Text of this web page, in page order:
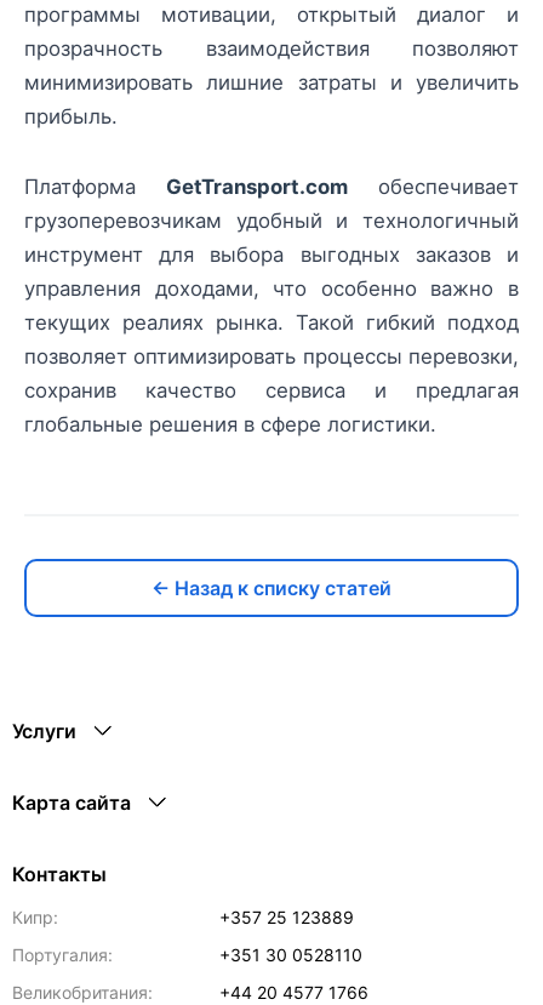
программы мотивации, открытый диалог и
прозрачность взаимодействия позволяют
минимизировать лишние затраты и увеличить
прибыль.
Платформа GetTransport.com обеспечивает
грузоперевозчикам удобный и технологичный
инструмент для выбора выгодных заказов и
управления доходами, что особенно важно в
текущих реалиях рынка. Такой гибкий подход
позволяет оптимизировать процессы перевозки,
сохранив качество сервиса и предлагая
глобальные решения в сфере логистики.
← Назад к списку статей
Услуги
Карта сайта
Контакты
Кипр:
+357 25 123889
Португалия:
+351 30 0528110
Великобритания:
+44 20 4577 1766